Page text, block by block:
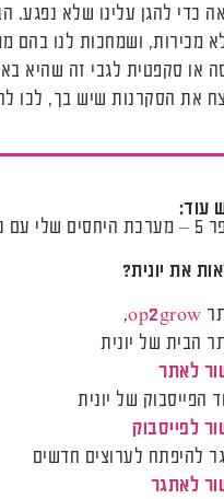
כדי להגן עלינו שלא
מכירות, ושמחכות לנו בהם
או סקפטית לגבי זה שהיא
את הסקרנות שיש בך, לכו
עוד:
כסף
את יונית?
op2grow
,
הבית של יונית
לאתר
הפייסבוק של יונית
לפייסבוק
להיפתח לערוצים חדשים
לאתגר